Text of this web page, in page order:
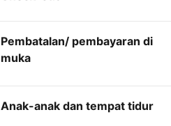
Pembatalan/ pembayaran di
muka
Anak-anak dan tempat tidur